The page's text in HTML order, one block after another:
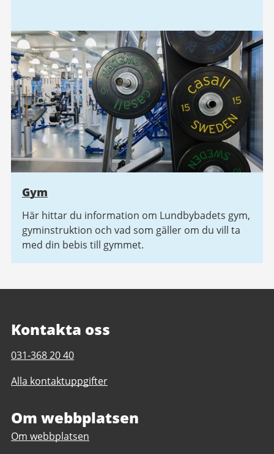
Gym
Här hittar du information om Lundbybadets gym,
gyminstruktion och vad som gäller om du vill ta
med din bebis till gymmet.
Kontakta oss
Telefonnummer
Lundbybadet
031-368 20 40
Alla kontaktuppgifter
Om webbplatsen
Om webbplatsen